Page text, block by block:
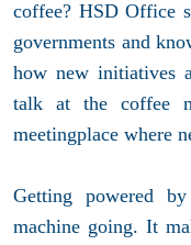
coffee? HSD Office
governments and
how new initiatives
talk at the coffee
meetingplace where
Getting powered
machine going. It